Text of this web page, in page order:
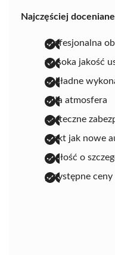
Najczęściej
profesjonalna
wysoka jakość
dokładne
miła atmosfera
skuteczne
efekt jak nowe
dbałość o
przystępne ceny